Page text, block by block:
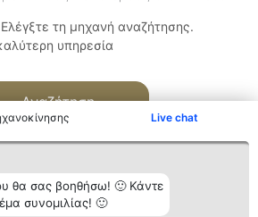
Live chat
θα σας βοηθήσω! 🙂 Κάντε
συνομιλίας! 🙂
τη μηχανή αναζήτησης.
υπηρεσία
Αναζήτηση